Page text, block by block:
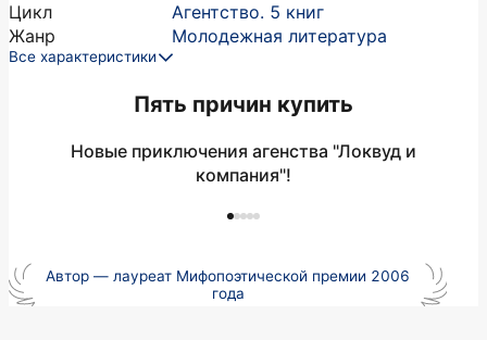
Цикл
Агентство. 5 книг
Жанр
Молодежная литература
Все характеристики
Пять причин купить
Новые приключения агенства "Локвуд и
компания"!
Автор — лауреат Мифопоэтической премии 2006
года